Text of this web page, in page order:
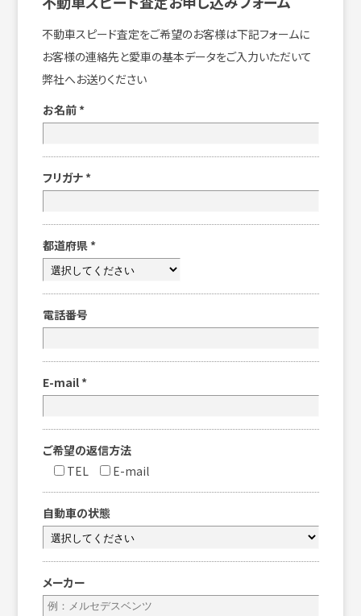
不動車スピード査定をご希望のお客様は下記フォームに
お客様の連絡先と愛車の基本データをご入力いただいて
弊社へお送りください
お名前 *
フリガナ *
都道府県 *
電話番号
E-mail *
ご希望の返信方法
TEL
E-mail
自動車の状態
メーカー